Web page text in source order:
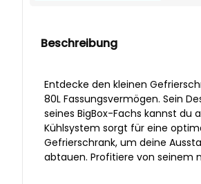
Beschreibung
Entdecke den kleinen
80L Fassungsvermögen. Sein
seines BigBox-Fachs kannst du
Kühlsystem sorgt für eine
Gefrierschrank, um deine
abtauen. Profitiere von seinem